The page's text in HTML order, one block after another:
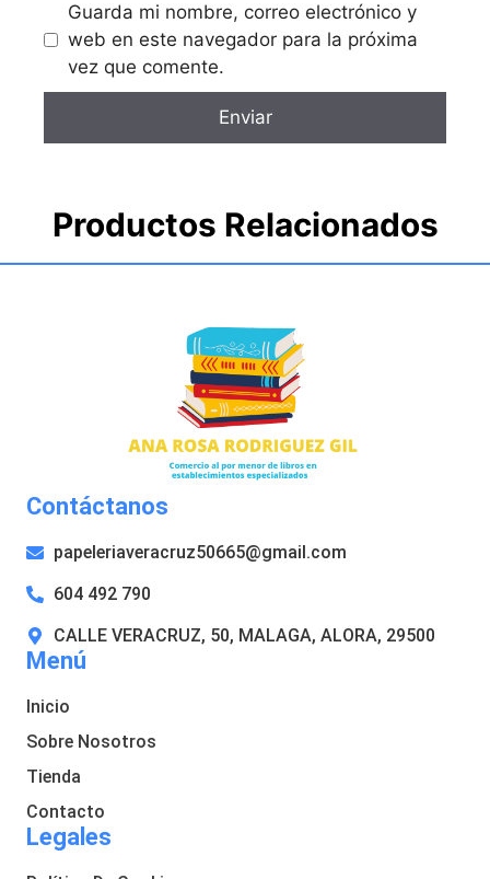
Guarda mi nombre, correo electrónico y
web en este navegador para la próxima
vez que comente.
Productos Relacionados
Menú
Inicio
Sobre Nosotros
Tienda
Contacto
Legales
Contáctanos
papeleriaveracruz50665@gmail.com
604 492 790
CALLE VERACRUZ, 50, MALAGA, ALORA, 29500